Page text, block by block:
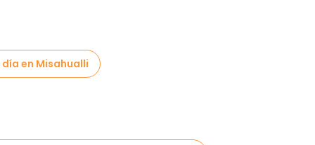
en Misahualli